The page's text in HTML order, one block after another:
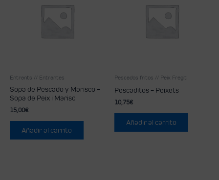
Entrants // Entrantes
Sopa de Pescado y Marisco –
Sopa de Peix i Marisc
15,00€
Añadir al carrito
Pescados fritos // Peix Fregit
Pescaditos – Peixets
10,75€
Añadir al carrito